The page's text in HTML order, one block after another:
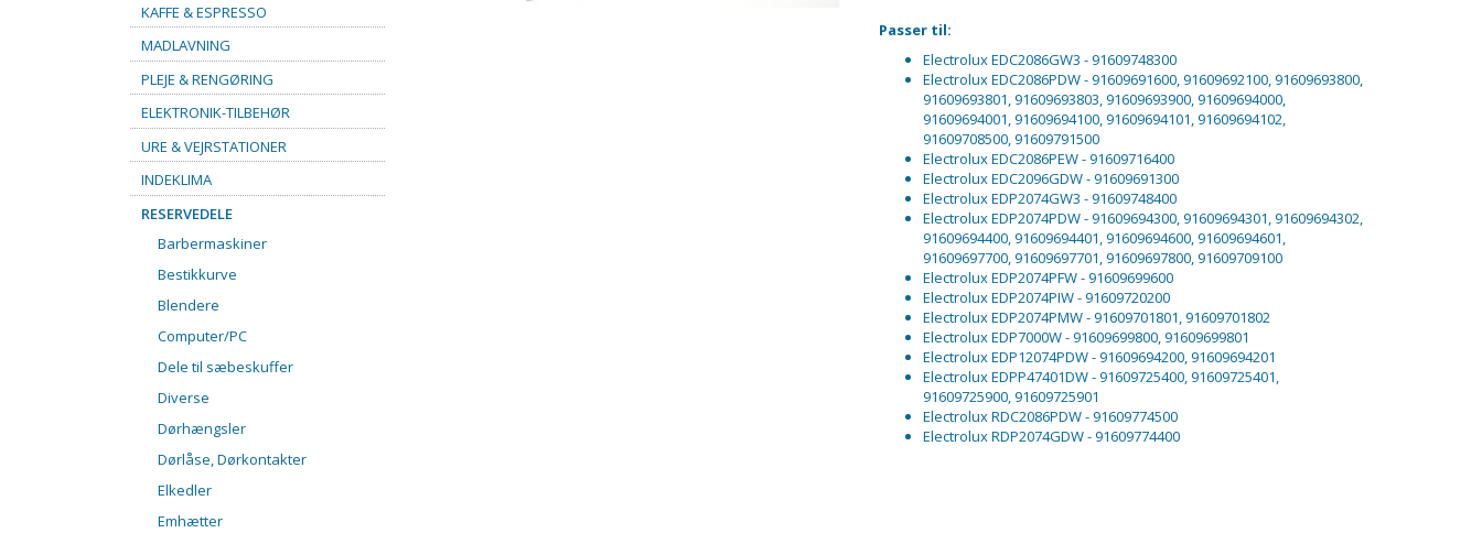
KAFFE & ESPRESSO
MADLAVNING
PLEJE & RENGØRING
ELEKTRONIK-TILBEHØR
URE & VEJRSTATIONER
INDEKLIMA
RESERVEDELE
Barbermaskiner
Bestikkurve
Blendere
Computer/PC
Dele til sæbeskuffer
Diverse
Dørhængsler
Dørlåse, Dørkontakter
Elkedler
Emhætter
Passer til:
Electrolux EDC2086GW3 - 91609748300
Electrolux EDC2086PDW - 91609691600, 91609692100, 91609693800,
91609693801, 91609693803, 91609693900, 91609694000,
91609694001, 91609694100, 91609694101, 91609694102,
91609708500, 91609791500
Electrolux EDC2086PEW - 91609716400
Electrolux EDC2096GDW - 91609691300
Electrolux EDP2074GW3 - 91609748400
Electrolux EDP2074PDW - 91609694300, 91609694301, 91609694302,
91609694400, 91609694401, 91609694600, 91609694601,
91609697700, 91609697701, 91609697800, 91609709100
Electrolux EDP2074PFW - 91609699600
Electrolux EDP2074PIW - 91609720200
Electrolux EDP2074PMW - 91609701801, 91609701802
Electrolux EDP7000W - 91609699800, 91609699801
Electrolux EDP12074PDW - 91609694200, 91609694201
Electrolux EDPP47401DW - 91609725400, 91609725401,
91609725900, 91609725901
Electrolux RDC2086PDW - 91609774500
Electrolux RDP2074GDW - 91609774400